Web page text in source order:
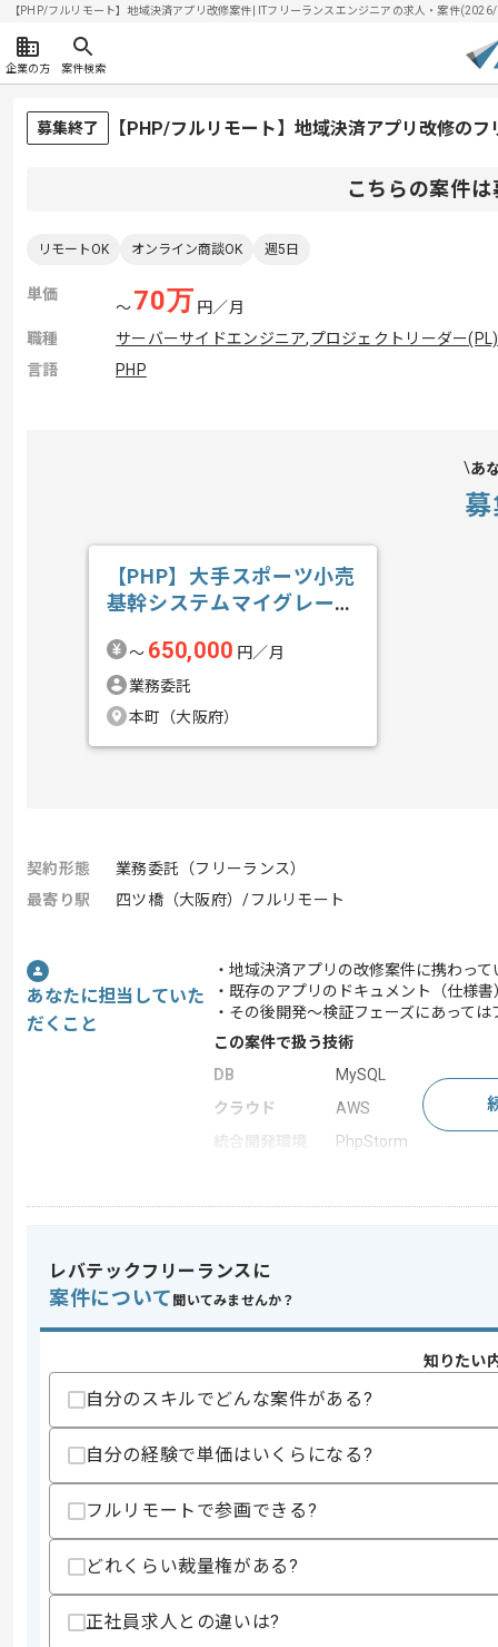
【PHP/フルリモート】地域決済アプリ改修案件| ITフリーランスエンジニアの求人・案件
企業の方 案件検索
募集終了 【PHP/フルリモート】地域決済アプリ改修の
こちらの案件
リモートOK オンライン商談OK 週5日
単価
〜70万 円／月
職種
サーバーサイドエンジニア,プロジェクトリーダー(PL)
言語
PHP
あ
【PHP】大手スポーツ小売
基幹システムマイグレーシ
〜 650,000 円／月
業務委託
本町（大阪府）
契約形態
業務委託（フリーランス）
最寄り駅
四ツ橋（大阪府）/フルリモート
あなたに担当していた
だくこと
・地域決済アプリの改修案件に携わっ
・既存のアプリのドキュメント（仕様
・その後開発～検証フェーズにあって
この案件で扱う技術
DB
MySQL
クラウド
AWS
統合開発環境
PhpStorm
この案件のポイント
求めるスキル
歓迎スキル
・フルスクラッチ開発経験
・上流工程経験
スキルに不安がある方へ
上記に似た経験やスキルをお持ちであれば申
精算・お支払い
レバテックフリーランスに
案件について 聞いてみませんか？
知りたい
自分のスキルでどんな案件がある?
自分の経験で単価はいくらになる?
フルリモートで参画できる?
どれくらい裁量権がある?
正社員求人との違いは?